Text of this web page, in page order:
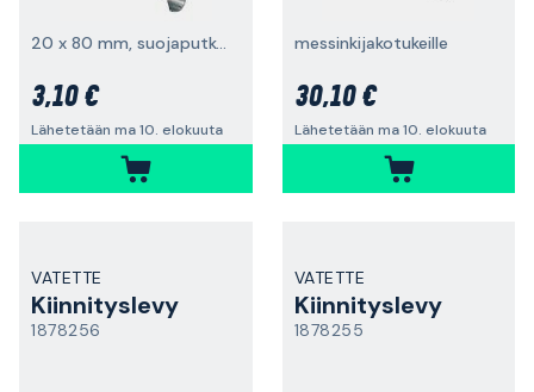
20 x 80 mm, suojaputkelle
3,10 €
Lähetetään ma 10. elokuuta
messinkijakotukeille
30,10 €
Lähetetään ma 10. elokuuta
VATETTE
Kiinnityslevy
1878256
VATETTE
Kiinnityslevy
1878255